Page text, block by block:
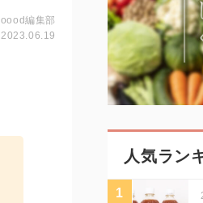
編集部
2023.06.19
人気ラン